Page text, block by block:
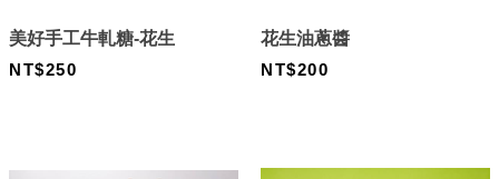
美好手工牛軋糖-花生
NT$250
花生油蔥醬
NT$200